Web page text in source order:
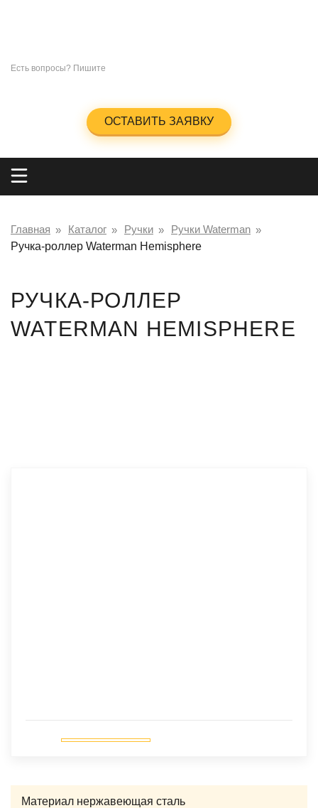
Есть вопросы? Пишите
ОСТАВИТЬ ЗАЯВКУ
Главная Каталог Ручки
Ручки Waterman
Ручка-роллер Waterman Hemisphere
РУЧКА-РОЛЛЕР
WATERMAN HEMISPHERE
Материал нержавеющая сталь